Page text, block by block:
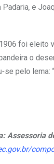
e
foi eleito
o
pelo lema:
Assessoria